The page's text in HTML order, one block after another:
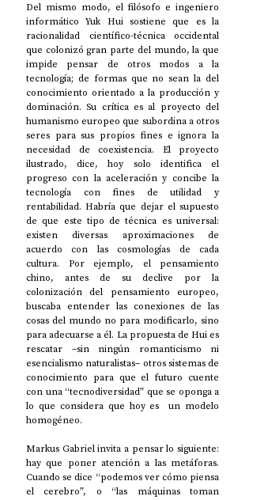
Del mismo modo, el filósofo e ingeniero
informático Yuk Hui sostiene que es la
racionalidad científico-técnica occidental
que colonizó gran parte del mundo, la que
impide pensar de otros modos a la
tecnología; de formas que no sean la del
conocimiento orientado a la producción y
dominación. Su crítica es al proyecto del
humanismo europeo que subordina a otros
seres para sus propios fines e ignora la
necesidad de coexistencia. El proyecto
ilustrado, dice, hoy solo identifica el
progreso con la aceleración y concibe la
tecnología con fines de utilidad y
rentabilidad. Habría que dejar el supuesto
de que este tipo de técnica es universal:
existen diversas aproximaciones de
acuerdo con las cosmologías de cada
cultura. Por ejemplo, el pensamiento
chino, antes de su declive por la
colonización del pensamiento europeo,
buscaba entender las conexiones de las
cosas del mundo no para modificarlo, sino
para adecuarse a él. La propuesta de Hui es
rescatar –sin ningún romanticismo ni
esencialismo naturalistas– otros sistemas de
conocimiento para que el futuro cuente
con una “tecnodiversidad” que se oponga a
lo que considera que hoy es  un modelo
homogéneo.
Markus Gabriel invita a pensar lo siguiente:
hay que poner atención a las metáforas.
Cuando se dice “podemos ver cómo piensa
el cerebro”, o “las máquinas toman